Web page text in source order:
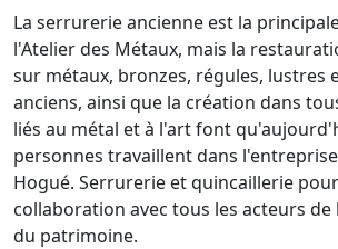
La serrurerie ancienne est la
l'Atelier des Métaux, mais la
sur métaux, bronzes, régules, lustres
anciens, ainsi que la création dans
liés au métal et à l'art font
personnes travaillent dans
Hogué. Serrurerie et quincaillerie
collaboration avec tous les acteurs
du patrimoine.